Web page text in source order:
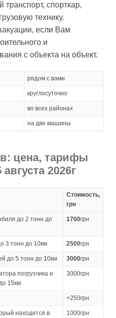
транспорт, спорткар,
технику.
если Вам
и
с объекта на объект.
рядом с вами
круглосуточно
во всех районах
на две машины
цена, тарифы
2026г
Стоимость,
грн
до 2 тонн до
1700грн
3 тонн до 10км 2500грн
до 5 тонн до 10км 3000грн
погрузчика и
15км
3000грн
+250грн
находится в
1000грн